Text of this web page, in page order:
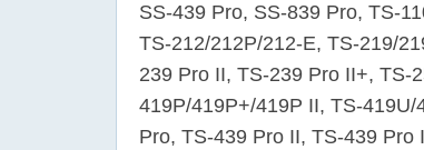
SS-439 Pro, SS-839 Pro, TS-
TS-212/212P/212-E, TS-219/
239 Pro II, TS-239 Pro II+, TS-
419P/419P+/419P II, TS-
Pro, TS-439 Pro II, TS-439